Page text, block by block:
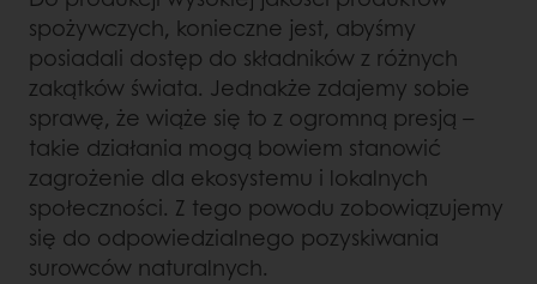
spożywczych, konieczne jest, abyśmy
posiadali dostęp do składników z różnych
zakątków świata. Jednakże zdajemy sobie
sprawę, że wiąże się to z ogromną presją –
takie działania mogą bowiem stanowić
zagrożenie dla ekosystemu i lokalnych
społeczności. Z tego powodu zobowiązujemy
się do odpowiedzialnego pozyskiwania
surowców naturalnych.